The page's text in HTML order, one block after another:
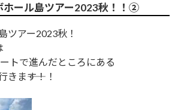
ホール島ツアー2023秋！！②
ツアー2023秋！
トで進んだところにある
ま――す！！